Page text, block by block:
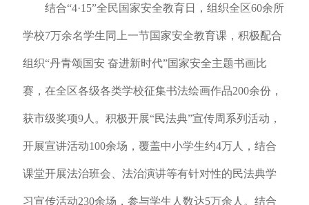
结合“4·15”全民国家安全教育日，组织全区60余所
学校7万余名学生同上一节国家安全教育课，积极配合
组织“丹青颂国安 奋进新时代”国家安全主题书画比
赛，在全区各级各类学校征集书法绘画作品200余份，
获市级奖项9人。积极开展“民法典”宣传周系列活动，
开展宣讲活动100余场，覆盖中小学生约4万人，结合
课堂开展法治班会、法治演讲等有针对性的民法典学
习宣传活动230余场，参与学生人数达5万余人。结合